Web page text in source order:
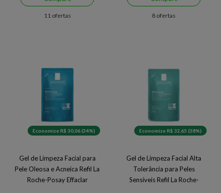
11 ofertas 8 ofertas
Economize R$ 30,06 (34%)
Gel de Limpeza Facial para
Pele Oleosa e Acneica Refil La
Roche-Posay Effaclar
Economize R$ 32,65 (38%)
Gel de Limpeza Facial Alta
Tolerância para Peles
Sensíveis Refil La Roche-